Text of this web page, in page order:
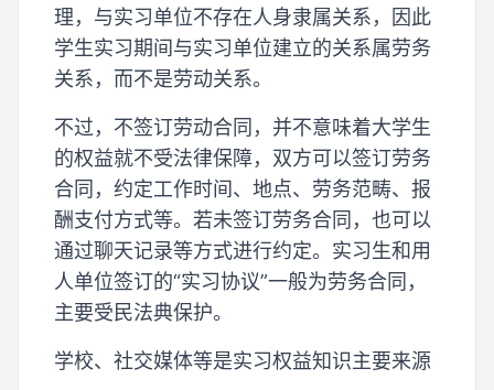
理，与实习单位不存在人身隶属关系，因此
学生实习期间与实习单位建立的关系属劳务
关系，而不是劳动关系。
不过，不签订劳动合同，并不意味着大学生
的权益就不受法律保障，双方可以签订劳务
合同，约定工作时间、地点、劳务范畴、报
酬支付方式等。若未签订劳务合同，也可以
通过聊天记录等方式进行约定。实习生和用
人单位签订的“实习协议”一般为劳务合同，
主要受民法典保护。
学校、社交媒体等是实习权益知识主要来源